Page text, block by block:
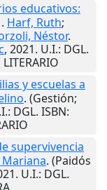
educativos:
. Harf, Ruth;
Néstor.
, 2021. U.I.: DGL.
y escuelas a
. (Gestión;
: DGL. ISBN:
supervivencia
. (Paidós
. U.I.: DGL.